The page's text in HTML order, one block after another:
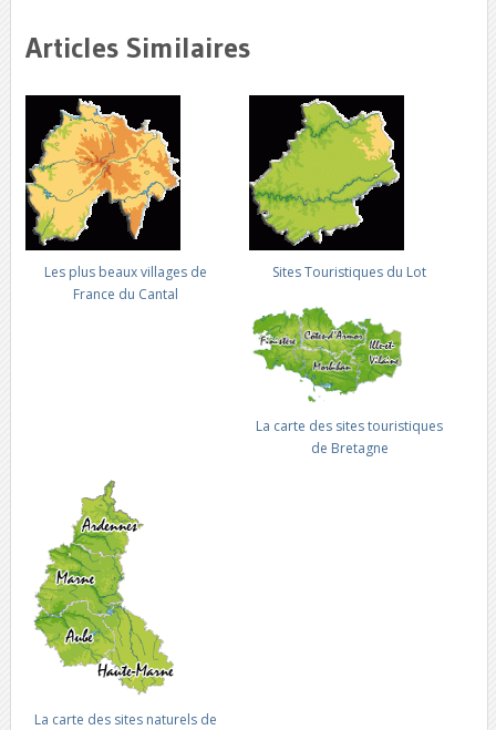
Articles Similaires
Les plus beaux villages de
France du Cantal
Sites Touristiques du Lot
La carte des sites touristiques
de Bretagne
La carte des sites naturels de